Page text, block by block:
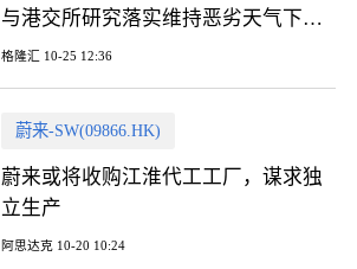
与港交所研究落实维持恶劣天气下交
易等建议
格隆汇 10-25 12:36
蔚来-SW(09866.HK)
蔚来或将收购江淮代工工厂，谋求独
立生产
阿思达克 10-20 10:24